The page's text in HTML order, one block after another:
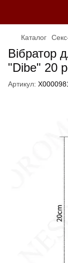
Каталог
Вібратор
"Dibe" 20
Артикул: